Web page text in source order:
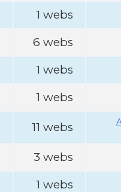
1 webs
6 webs
1 webs
1 webs
11 webs
3 webs
1 webs